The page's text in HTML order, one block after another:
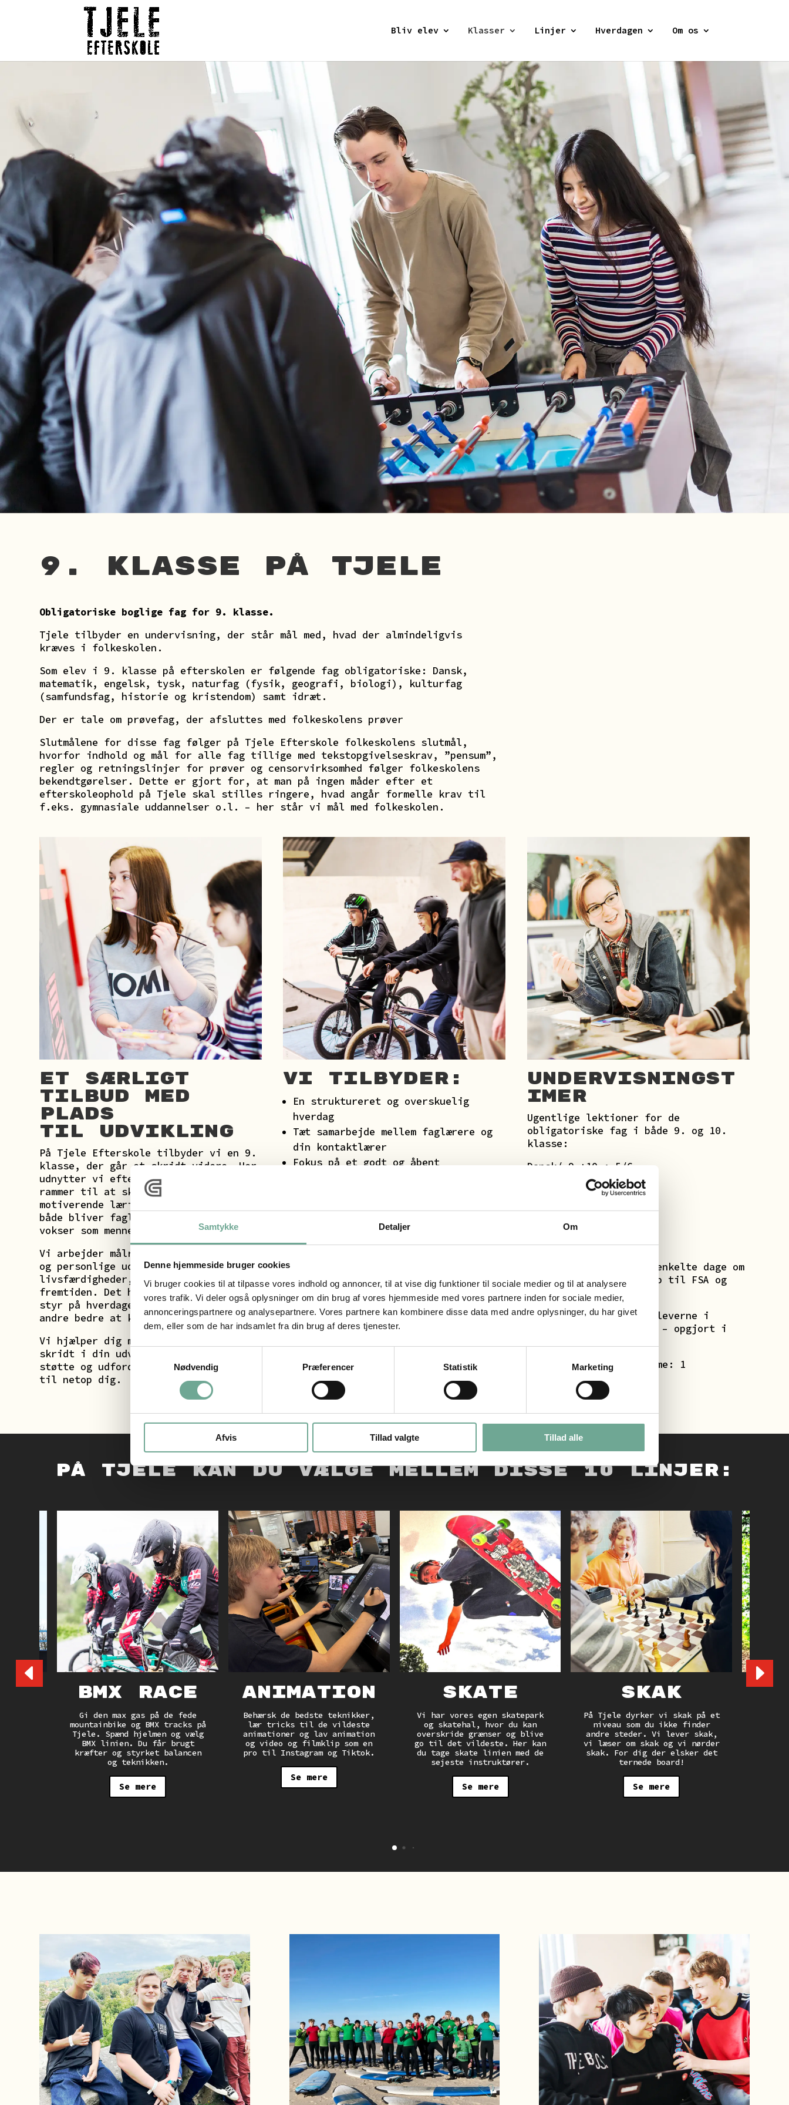
Samtykke Detaljer Om
Denne hjemmeside bruger cookies
Vi bruger cookies til at tilpasse vores indhold og annoncer, til at vise dig funktioner til sociale medier og til at analysere
vores trafik. Vi deler også oplysninger om din brug af vores hjemmeside med vores partnere inden for sociale medier,
annonceringspartnere og analysepartnere. Vores partnere kan kombinere disse data med andre oplysninger, du har givet
dem, eller som de har indsamlet fra din brug af deres tjenester.
Samtykkevalg
Nødvendig
Præferencer Statistik Marketing
Afvis Tillad valgte Tillad alle
Bliv elev Klasser Linjer Hverdagen Om os
9. klasse på Tjele
Obligatoriske boglige fag for 9. klasse.
Tjele tilbyder en undervisning, der står mål med, hvad der almindeligvis
kræves i folkeskolen.
Som elev i 9. klasse på efterskolen er følgende fag obligatoriske: Dansk,
matematik, engelsk, tysk, naturfag (fysik, geografi, biologi), kulturfag
(samfundsfag, historie og kristendom) samt idræt.
Der er tale om prøvefag, der afsluttes med folkeskolens prøver
Slutmålene for disse fag følger på Tjele Efterskole folkeskolens slutmål,
hvorfor indhold og mål for alle fag tillige med tekstopgivelseskrav, ”pensum”,
regler og retningslinjer for prøver og censorvirksomhed følger folkeskolens
bekendtgørelser. Dette er gjort for, at man på ingen måder efter et
efterskoleophold på Tjele skal stilles ringere, hvad angår formelle krav til
f.eks. gymnasiale uddannelser o.l. – her står vi mål med folkeskolen.
Et særligt
tilbud med
plads
til udvikling
På Tjele Efterskole tilbyder vi en 9.
klasse, der går et skridt videre. Her
udnytter vi efterskolens unikke
rammer til at skabe et trygt og
motiverende læringsmiljø, hvor du
både bliver fagligt stærkere og
vokser som menneske.
Vi arbejder målrettet med din faglige
og personlige udvikling – og med de
livsfærdigheder, der gør dig klar til
fremtiden. Det handler både om at få
styr på hverdagen og lære sig selv og
andre bedre at kende.
Vi hjælper dig med at tage næste
skridt i din udvikling – med både
støtte og udfordringer, der passer
til netop dig.
Vi tilbyder:
En struktureret og overskuelig
hverdag
Tæt samarbejde mellem faglærere og
din kontaktlærer
Fokus på et godt og åbent
Undervisningst
imer
Ugentlige lektioner for de
obligatoriske fag i både 9. og 10.
klasse:
Dansk/ 9.+10.: 5/6
Matematik/ 9.+10.: 5/6
Engelsk/ 9.+10.: 3/5
Kulturfag/ 9.+10.: 4
Idræt/ 9.+10.: 2
Herudover konverteres enkelte dage om
til fagdage – f.eks. op til FSA og
FS10- prøverne.
Endvidere undervises eleverne i
følgende fag på skolen – opgjort i
Samlinger/Forstandertime: 1
på tjele kan du vælge mellem disse 10 linjer:
BMX Race
Gi den max gas på de fede
mountainbike og BMX tracks på
Tjele. Spænd hjelmen og vælg
BMX linien. Du får brugt
kræfter og styrket balancen
og teknikken.
Se mere
Animation
Behærsk de bedste teknikker,
lær tricks til de vildeste
animationer og lav animation
og video og filmklip som en
pro til Instagram og Tiktok.
Se mere
Skate
Vi har vores egen skatepark
og skatehal, hvor du kan
overskride grænser og blive
go til det vildeste. Her kan
du tage skate linien med de
sejeste instruktører.
Se mere
Skak
På Tjele dyrker vi skak på et
niveau som du ikke finder
andre steder. Vi lever skak,
vi læser om skak og vi nørder
skak. For dig der elsker det
ternede board!
Se mere